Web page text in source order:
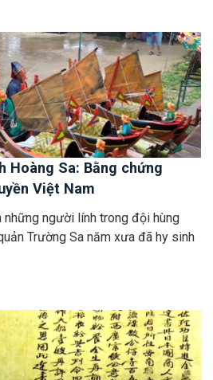
Hoàng Sa: Bằng chứng
Việt Nam
những người lính trong đội hùng
Trường Sa năm xưa đã hy sinh